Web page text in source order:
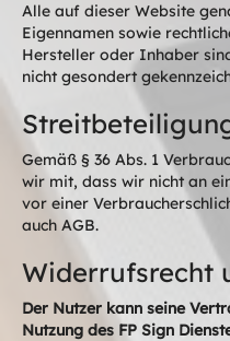
Alle auf dieser Website
Eigennamen sowie
Hersteller oder Inhaber
nicht gesondert
Gemäß § 36 Abs. 1
wir mit, dass wir nicht an
vor einer
auch AGB.
Widerrufsrecht
Der Nutzer kann seine
Nutzung des FP Sign